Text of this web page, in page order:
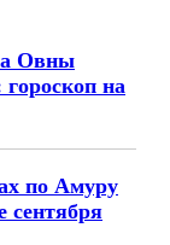
а Овны
гороскоп на
по Амуру
сентября